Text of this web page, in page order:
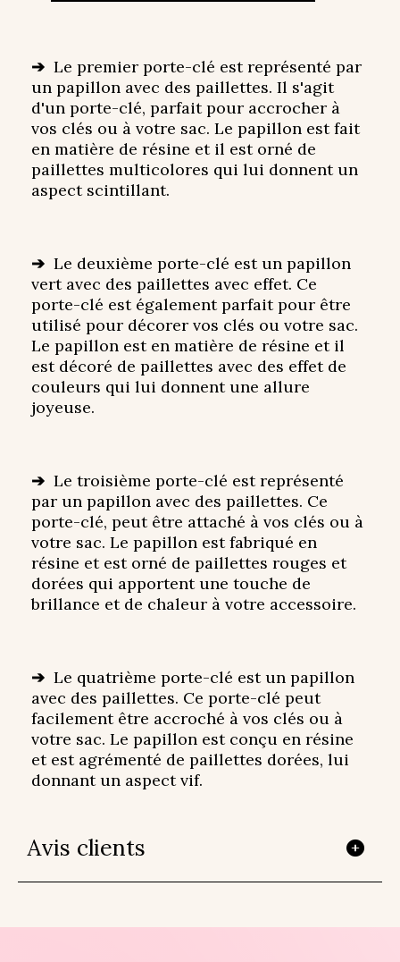
➔ Le premier porte-clé est représenté par
un papillon avec des paillettes. Il s'agit
d'un porte-clé, parfait pour accrocher à
vos clés ou à votre sac. Le papillon est fait
en matière de résine et il est orné de
paillettes multicolores qui lui donnent un
aspect scintillant.
➔ Le deuxième porte-clé est un papillon
vert avec des paillettes avec effet. Ce
porte-clé est également parfait pour être
utilisé pour décorer vos clés ou votre sac.
Le papillon est en matière de résine et il
est décoré de paillettes avec des effet de
couleurs qui lui donnent une allure
joyeuse.
➔ Le troisième porte-clé est représenté
par un papillon avec des paillettes. Ce
porte-clé, peut être attaché à vos clés ou à
votre sac. Le papillon est fabriqué en
résine et est orné de paillettes rouges et
dorées qui apportent une touche de
brillance et de chaleur à votre accessoire.
➔ Le quatrième porte-clé est un papillon
avec des paillettes. Ce porte-clé peut
facilement être accroché à vos clés ou à
votre sac. Le papillon est conçu en résine
et est agrémenté de paillettes dorées, lui
donnant un aspect vif.
Avis clients